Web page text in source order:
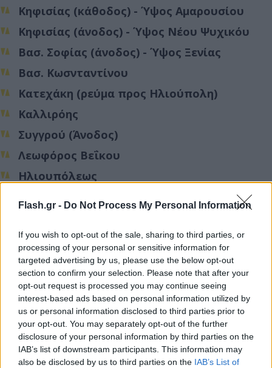
Flash.gr - Do Not Process My Personal Information
If you wish to opt-out of the sale, sharing to third parties, or
processing of your personal or sensitive information for
targeted advertising by us, please use the below opt-out
section to confirm your selection. Please note that after your
opt-out request is processed you may continue seeing
interest-based ads based on personal information utilized by
us or personal information disclosed to third parties prior to
your opt-out. You may separately opt-out of the further
disclosure of your personal information by third parties on the
IAB’s list of downstream participants. This information may
also be disclosed by us to third parties on the IAB’s List of
Κηφισίας (κάθοδος) - Ύψος Αμαρουσίου
Κηφισίας (άνοδος) - Ύψος Νέου Ψυχικόυ
Βασ. Σοφίας (άνοδος) - Ύψος Ξενίας
Βασ. Κωσνταντίνου
Κατεχάκη (ρεύμα προς Ηλιούπολη)
Καλλιρόης
Συγγρού (Άνοδος)
Λεωφόρος Βεΐκου
Ηλιουπόλεως
Λ. Ποσειδώνος (Αλίμου έως Καραϊσκάκη
-ρεύμα προς Πειραιά)
Προς το παρόν, η κίνηση στους υπόλοιπους
δρόμους του λεκανοπεδίου αλλά και του κέντρου
της πρωτεύουσας διεξάγεται ομαλά.